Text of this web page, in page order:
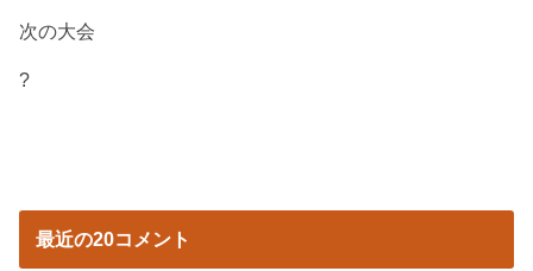
次の大会
?
最近の20コメント